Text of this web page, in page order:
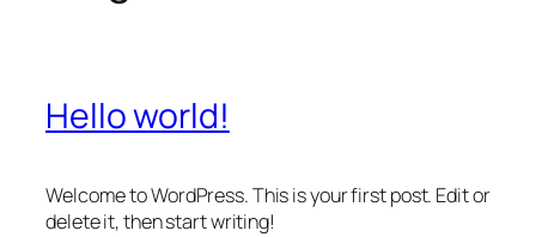
Hello world!
Welcome to WordPress. This is your first post. Edit or
delete it, then start writing!